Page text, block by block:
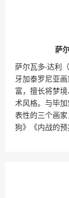
萨
萨尔瓦多·达利
牙加泰罗尼亚
富，擅长将梦
术风格。与毕
表性的三个画
狗》《内战的预